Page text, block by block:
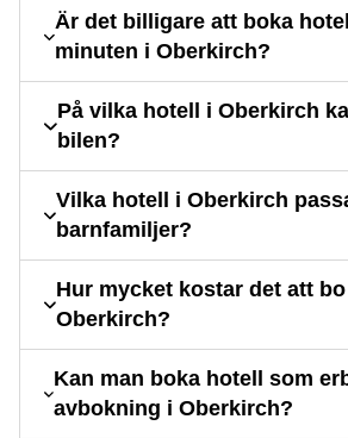
Är det billigare att boka
minuten i Oberkirch?
På vilka hotell i Oberkirch
bilen?
Vilka hotell i Oberkirch
barnfamiljer?
Hur mycket kostar det att
Oberkirch?
Kan man boka hotell som
avbokning i Oberkirch?